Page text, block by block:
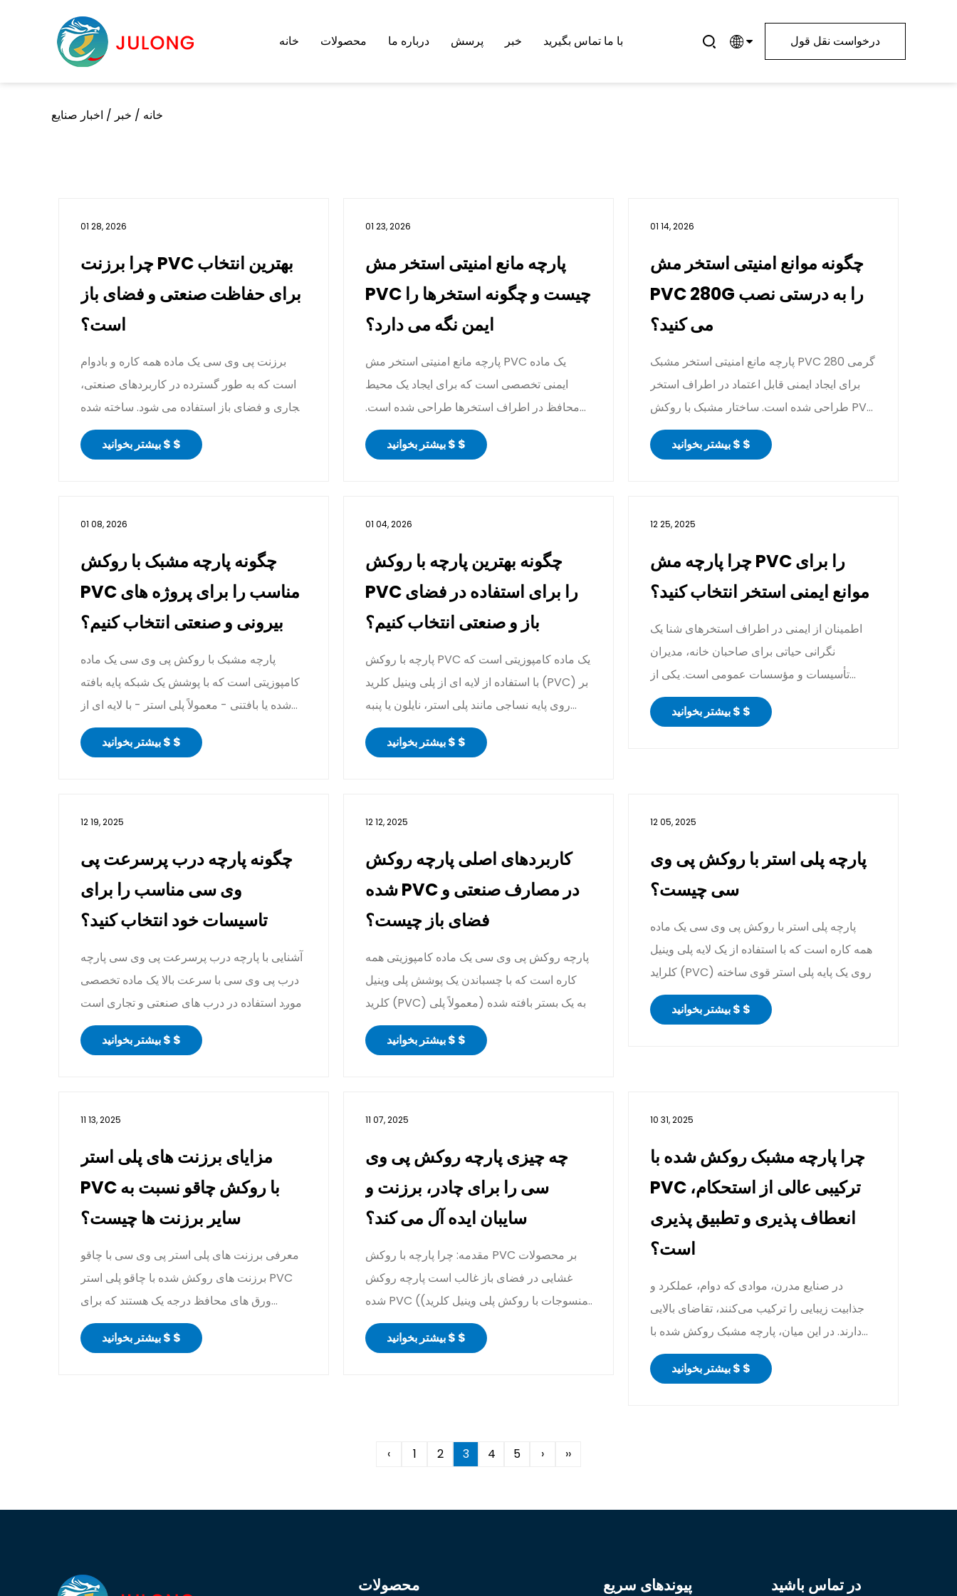
خانه محصولات درباره ما پرسش خبر با ما تماس بگیرید درخواست نقل قول
خانه / خبر / اخبار صنایع
01 28, 2026
چرا برزنت PVC بهترین انتخاب
برای حفاظت صنعتی و فضای باز
است؟
برزنت پی وی سی یک ماده همه کاره و بادوام
است که به طور گسترده در کاربردهای صنعتی،
تجاری و فضای باز استفاده می شود. ساخته شده
از پارچه های روک...
بیشتر بخوانید $ $
01 23, 2026
پارچه مانع امنیتی استخر مش
PVC چیست و چگونه استخرها را
ایمن نگه می دارد؟
پارچه مانع امنیتی استخر مش PVC یک ماده
ایمنی تخصصی است که برای ایجاد یک محیط
محافظ در اطراف استخرها طراحی شده است.
بیشتر بخوانید $ $
01 14, 2026
چگونه موانع امنیتی استخر مش
PVC 280G را به درستی نصب
می کنید؟
پارچه مانع امنیتی استخر مشبک PVC 280 گرمی
برای ایجاد ایمنی قابل اعتماد در اطراف استخر
طراحی شده است. ساختار مشبک با روکش PVC
بادوام آن عملکرد...
بیشتر بخوانید $ $
01 08, 2026
چگونه پارچه مشبک با روکش
PVC مناسب را برای پروژه های
بیرونی و صنعتی انتخاب کنیم؟
پارچه مشبک با روکش پی وی سی یک ماده
کامپوزیتی است که با پوشش یک شبکه پایه بافته
شده یا بافتنی - معمولاً پلی استر - با لایه ای از
پلی وینیل کل...
بیشتر بخوانید $ $
01 04, 2026
چگونه بهترین پارچه با روکش
PVC را برای استفاده در فضای
باز و صنعتی انتخاب کنیم؟
پارچه با روکش PVC یک ماده کامپوزیتی است که
با استفاده از لایه ای از پلی وینیل کلرید (PVC) بر
روی پایه نساجی مانند پلی استر، نایلون یا پنبه
ساخته می...
بیشتر بخوانید $ $
12 25, 2025
چرا پارچه مش PVC را برای
موانع ایمنی استخر انتخاب کنید؟
اطمینان از ایمنی در اطراف استخرهای شنا یک
نگرانی حیاتی برای صاحبان خانه، مدیران
تأسیسات و مؤسسات عمومی است. یکی از
بیشتر بخوانید $ $
12 19, 2025
چگونه پارچه درب پرسرعت پی
وی سی مناسب را برای
تاسیسات خود انتخاب کنید؟
آشنایی با پارچه درب پرسرعت پی وی سی پارچه
درب پی وی سی با سرعت بالا یک ماده تخصصی
مورد استفاده در درب های صنعتی و تجاری است
که برای چرخه ه...
بیشتر بخوانید $ $
12 12, 2025
کاربردهای اصلی پارچه روکش
شده PVC در مصارف صنعتی و
فضای باز چیست؟
پارچه روکش پی وی سی یک ماده کامپوزیتی همه
کاره است که با چسباندن یک پوشش پلی وینیل
کلرید (PVC) به یک بستر بافته شده (معمولاً پلی
استر یا نایل...
بیشتر بخوانید $ $
12 05, 2025
پارچه پلی استر با روکش پی وی
سی چیست؟
پارچه پلی استر با روکش پی وی سی یک ماده
همه کاره است که با استفاده از یک لایه پلی وینیل
کلراید (PVC) روی یک پایه پلی استر قوی ساخته
می شود. این پوش...
بیشتر بخوانید $ $
11 13, 2025
مزایای برزنت های پلی استر
PVC با روکش چاقو نسبت به
سایر برزنت ها چیست؟
معرفی برزنت های پلی استر پی وی سی با چاقو
برزنت های روکش شده با چاقو پلی استر PVC
ورق های محافظ درجه یک هستند که برای
بیشتر بخوانید $ $
11 07, 2025
چه چیزی پارچه روکش پی وی
سی را برای چادر، برزنت و
سایبان ایده آل می کند؟
مقدمه: چرا پارچه با روکش PVC بر محصولات
غشایی در فضای باز غالب است پارچه روکش
شده PVC (منسوجات با روکش پلی وینیل کلرید)
بیشتر بخوانید $ $
10 31, 2025
چرا پارچه مشبک روکش شده با
PVC ترکیبی عالی از استحکام،
انعطاف پذیری و تطبیق پذیری
است؟
در صنایع مدرن، موادی که دوام، عملکرد و
جذابیت زیبایی را ترکیب می‌کنند، تقاضای بالایی
دارند. در این میان، پارچه مشبک روکش شده با
PVC به عنوان یکی از...
بیشتر بخوانید $ $
‹ 1 2 3 4 5 › ››
محصولات پیوندهای سریع در تماس باشید